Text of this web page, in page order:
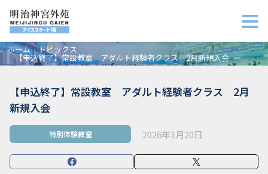
ホーム トピックス
【申込終了】常設教室 アダルト経験者クラス 2月新規入会
【申込終了】常設教室 アダルト経験者クラス 2月
新規入会
特別体験教室 2026年1月20日